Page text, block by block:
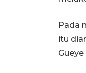
Pada
itu